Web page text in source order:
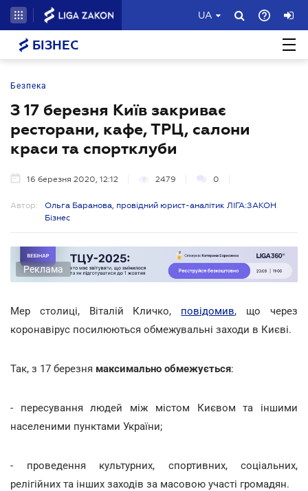
UA
БІЗНЕС
Безпека
З 17 березня Київ закриває
ресторани, кафе, ТРЦ, салони
краси та спортклуби
16 березня 2020, 12:12 2479 0
Автор:
Ольга Баранова, провідний юрист-аналітик ЛІГА:ЗАКОН
Бізнес
Реклама
Мер столиці, Віталій Кличко, повідомив, що через
коронавірус посилюються обмежувальні заходи в Києві.
Так, з 17 березня максимально обмежується:
- пересування людей між містом Києвом та іншими
населеними пунктами України;
- проведення культурних, спортивних, соціальних,
релігійних та інших заходів за масовою участі громадян.